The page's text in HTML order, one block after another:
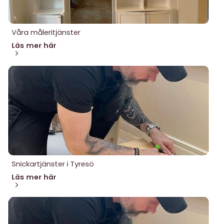
Våra måleritjänster
Läs mer här
Snickartjänster i Tyresö
Läs mer här